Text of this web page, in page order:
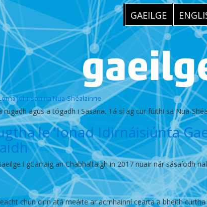
GAEILGE
Johnson na Nua-Shéalainne
rugadh agus a tógadh i Sasana. Tá sí ag cur fúithi sa Nua-
le ‘Ionad Idirnáisiúnta
i gCarraig an Chabhaltaigh in 2017 nuair nár sásaíodh
chun cinn atá meáite ar acmhainní cearta a bheith